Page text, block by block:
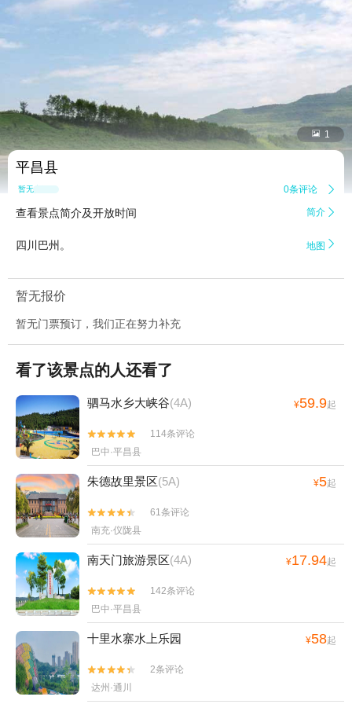
 1
平昌县
暂无点评 0条评论 
查看景点简介及开放时间 简介 
四川巴州。 地图 
暂无报价
暂无门票预订，我们正在努力补充
看了该景点的人还看了
驷马水乡大峡谷(4A) ¥59.9起


114条评论
巴中·平昌县
朱德故里景区(5A) ¥5起


61条评论
南充·仪陇县
南天门旅游景区(4A) ¥17.94起


142条评论
巴中·平昌县
十里水寨水上乐园 ¥58起


2条评论
达州·通川